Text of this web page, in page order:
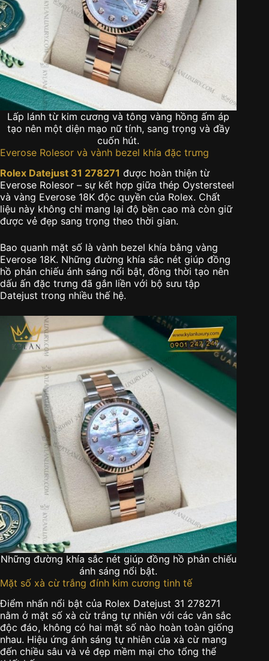
Lấp lánh từ kim cương và tông vàng hồng ấm áp
tạo nên một diện mạo nữ tính, sang trọng và đầy
cuốn hút.
Everose Rolesor và vành bezel khía đặc trưng
Rolex Datejust 31 278271 được hoàn thiện từ
Everose Rolesor – sự kết hợp giữa thép Oystersteel
và vàng Everose 18K độc quyền của Rolex. Chất
liệu này không chỉ mang lại độ bền cao mà còn giữ
được vẻ đẹp sang trọng theo thời gian.
Bao quanh mặt số là vành bezel khía bằng vàng
Everose 18K. Những đường khía sắc nét giúp đồng
hồ phản chiếu ánh sáng nổi bật, đồng thời tạo nên
dấu ấn đặc trưng đã gắn liền với bộ sưu tập
Datejust trong nhiều thế hệ.
Những đường khía sắc nét giúp đồng hồ phản chiếu
ánh sáng nổi bật.
Mặt số xà cừ trắng đính kim cương tinh tế
Điểm nhấn nổi bật của Rolex Datejust 31 278271
nằm ở mặt số xà cừ trắng tự nhiên với các vân sắc
độc đáo, không có hai mặt số nào hoàn toàn giống
nhau. Hiệu ứng ánh sáng tự nhiên của xà cừ mang
đến chiều sâu và vẻ đẹp mềm mại cho tổng thể